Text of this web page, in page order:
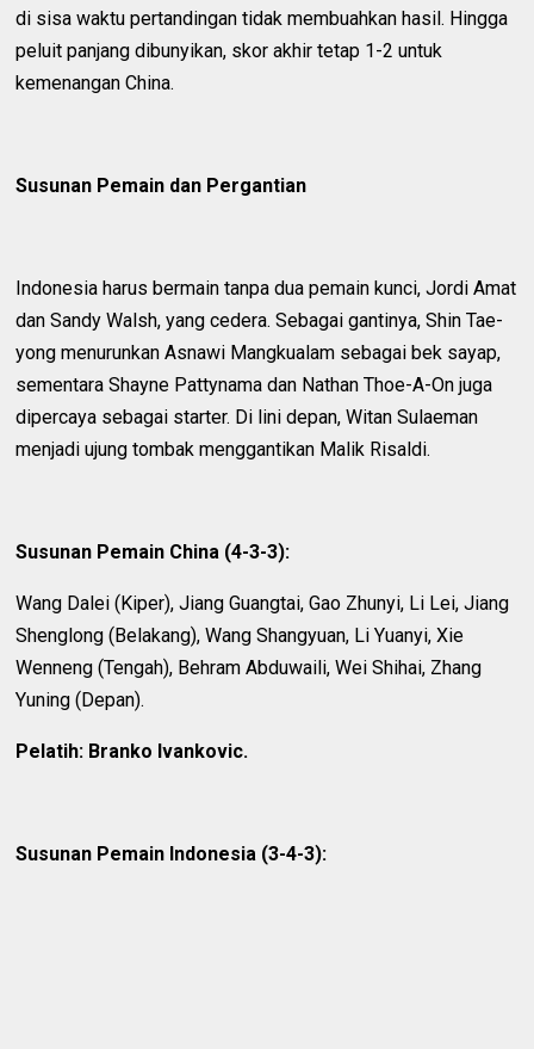
di sisa waktu pertandingan tidak membuahkan hasil. Hingga
peluit panjang dibunyikan, skor akhir tetap 1-2 untuk
kemenangan China.
Susunan Pemain dan Pergantian
Indonesia harus bermain tanpa dua pemain kunci, Jordi Amat
dan Sandy Walsh, yang cedera. Sebagai gantinya, Shin Tae-
yong menurunkan Asnawi Mangkualam sebagai bek sayap,
sementara Shayne Pattynama dan Nathan Thoe-A-On juga
dipercaya sebagai starter. Di lini depan, Witan Sulaeman
menjadi ujung tombak menggantikan Malik Risaldi.
Susunan Pemain China (4-3-3):
Wang Dalei (Kiper), Jiang Guangtai, Gao Zhunyi, Li Lei, Jiang
Shenglong (Belakang), Wang Shangyuan, Li Yuanyi, Xie
Wenneng (Tengah), Behram Abduwaili, Wei Shihai, Zhang
Yuning (Depan).
Pelatih: Branko Ivankovic.
Susunan Pemain Indonesia (3-4-3):